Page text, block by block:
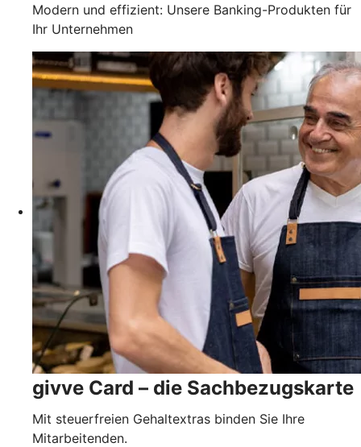
Modern und effizient: Unsere Banking-Produkten für
Ihr Unternehmen
givve Card – die Sachbezugskarte
Mit steuerfreien Gehaltextras binden Sie Ihre
Mitarbeitenden.